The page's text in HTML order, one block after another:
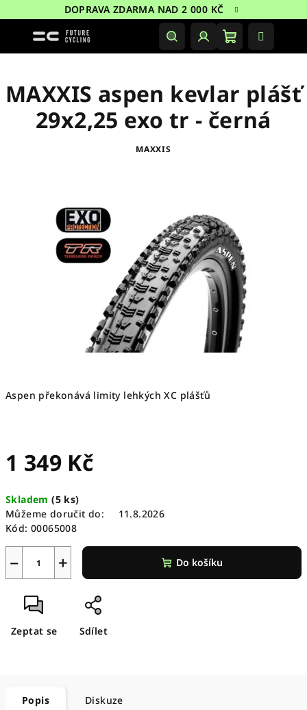
na
DOPRAVA ZDARMA NAD 2 000 KČ
HledatPřihlášeníNákupní
Aspen překonává limity lehkých XC plášťů
1 349 Kč
cena:
Skladem(5 ks)
Můžeme doručit do:
11.8.2026
Kód: 00065008
+
− Do košíku
Zeptat se Sdílet
MAXXIS aspen kevlar plášť
29x2,25 exo tr - černá
MAXXIS
Popis Diskuze